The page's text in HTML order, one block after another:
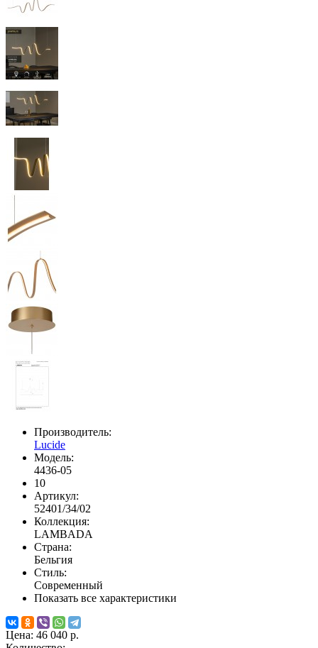
Производитель:
Lucide
Модель:
4436-05
10
Артикул:
52401/34/02
Коллекция:
LAMBADA
Страна:
Бельгия
Стиль:
Современный
Показать все характеристики
Цена: 46 040 р.